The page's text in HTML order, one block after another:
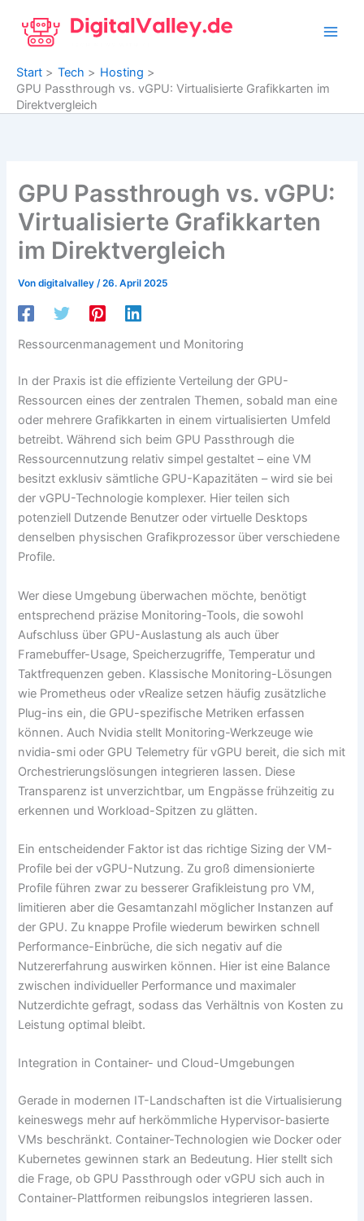
Inhalt
springen
Start
Tech
Hosting
GPU Passthrough vs. vGPU: Virtualisierte Grafikkarten im
Direktvergleich
GPU Passthrough vs. vGPU:
Virtualisierte Grafikkarten
im Direktvergleich
Vondigitalvalley/26. April 2025
Ressourcenmanagement und Monitoring
In der Praxis ist die effiziente Verteilung der GPU-
Ressourcen eines der zentralen Themen, sobald man eine
oder mehrere Grafikkarten in einem virtualisierten Umfeld
betreibt. Während sich beim GPU Passthrough die
Ressourcennutzung relativ simpel gestaltet – eine VM
besitzt exklusiv sämtliche GPU-Kapazitäten – wird sie bei
der vGPU-Technologie komplexer. Hier teilen sich
potenziell Dutzende Benutzer oder virtuelle Desktops
denselben physischen Grafikprozessor über verschiedene
Profile.
Wer diese Umgebung überwachen möchte, benötigt
entsprechend präzise Monitoring-Tools, die sowohl
Aufschluss über GPU-Auslastung als auch über
Framebuffer-Usage, Speicherzugriffe, Temperatur und
Taktfrequenzen geben. Klassische Monitoring-Lösungen
wie Prometheus oder vRealize setzen häufig zusätzliche
Plug-ins ein, die GPU-spezifische Metriken erfassen
können. Auch Nvidia stellt Monitoring-Werkzeuge wie
nvidia-smi oder GPU Telemetry für vGPU bereit, die sich mit
Orchestrierungslösungen integrieren lassen. Diese
Transparenz ist unverzichtbar, um Engpässe frühzeitig zu
erkennen und Workload-Spitzen zu glätten.
Ein entscheidender Faktor ist das richtige Sizing der VM-
Profile bei der vGPU-Nutzung. Zu groß dimensionierte
Profile führen zwar zu besserer Grafikleistung pro VM,
limitieren aber die Gesamtanzahl möglicher Instanzen auf
der GPU. Zu knappe Profile wiederum bewirken schnell
Performance-Einbrüche, die sich negativ auf die
Nutzererfahrung auswirken können. Hier ist eine Balance
zwischen individueller Performance und maximaler
Nutzerdichte gefragt, sodass das Verhältnis von Kosten zu
Leistung optimal bleibt.
Integration in Container- und Cloud-Umgebungen
Gerade in modernen IT-Landschaften ist die Virtualisierung
keineswegs mehr auf herkömmliche Hypervisor-basierte
VMs beschränkt. Container-Technologien wie Docker oder
Kubernetes gewinnen stark an Bedeutung. Hier stellt sich
die Frage, ob GPU Passthrough oder vGPU sich auch in
Container-Plattformen reibungslos integrieren lassen.